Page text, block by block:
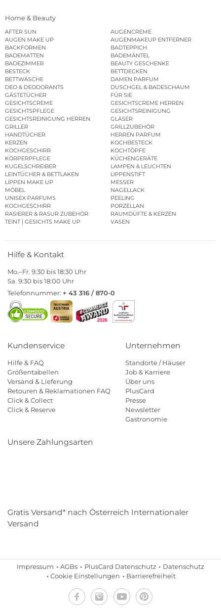
Home & Beauty
AFTER SUN
AUGENCREME
AUGEN MAKE UP
AUGENMAKEUP ENTFERNER
BACKFORMEN
BADTEPPICH
BADEMATTEN
BADEMÄNTEL
BADEZIMMER
BEAUTY GESCHENKE
BESTECK
BETTDECKEN
BETTWÄSCHE
DAMEN PARFUM
DEO & DEODORANTS
DUSCHGEL & BADESCHAUM
GÄSTETÜCHER
FÜR SIE
GESICHTSCREME
GESICHTSCREME HERREN
GESICHTSPFLEGE
GESICHTSREINIGUNG
GESICHTSREINIGUNG HERREN
GLÄSER
GRILLER
GRILLZUBEHÖR
HANDTÜCHER
HERREN PARFUM
KERZEN
KOCHBESTECK
KOCHGESCHIRR
KOCHTÖPFE
KÖRPERPFLEGE
KÜCHENGERÄTE
KUGELSCHREIBER
LAMPEN & LEUCHTEN
LEINTÜCHER & BETTLAKEN
LIPPENSTIFT
LIPPEN MAKE UP
MESSER
MÖBEL
NAGELLACK
UNISEX PARFUMS
PEELING
KOCHGESCHIRR
PORZELLAN
RASIERER & RASUR ZUBEHÖR
RAUMDÜFTE & KERZEN
TEINT | GESICHTS MAKE UP
VASEN
Hilfe & Kontakt
Mo.–Fr. 9:30 bis 18:30 Uhr
Sa. 9:30 bis 18:00 Uhr
Telefonnummer: + 43 316 / 870-0
Kundenservice
Hilfe & FAQ
Größentabellen
Versand & Lieferung
Retouren & Reklamationen FAQ
Click & Collect
Click & Reserve
Unternehmen
Standorte / Häuser
Job & Karriere
Über uns
PlusCard
Presse
Newsletter
Gastronomie
Unsere Zahlungsarten
Gratis Versand* nach Österreich Internationaler
Versand
Impressum AGBs PlusCard Datenschutz
Datenschutz
Cookie Einstellungen
Barrierefreiheit